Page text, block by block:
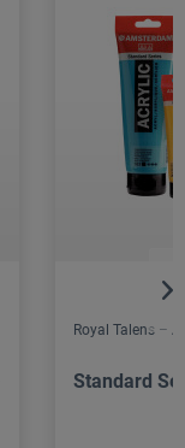
Royal Talens –
Standard